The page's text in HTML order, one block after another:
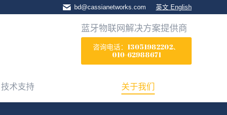
bd@cassianetworks.com 英文 English
蓝牙物联网解决方案提供商
咨询电话：13051982202、
010-62988671
技术支持 关于我们
技术支持 关于我们